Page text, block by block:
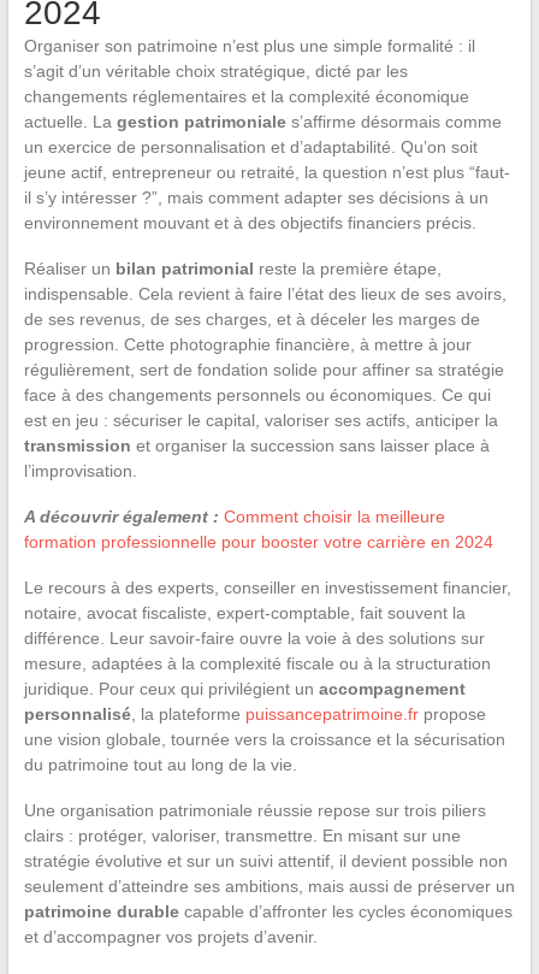
2024
Organiser son patrimoine n’est plus une simple formalité : il
s’agit d’un véritable choix stratégique, dicté par les
changements réglementaires et la complexité économique
actuelle. La gestion patrimoniales’affirme désormais comme
un exercice de personnalisation et d’adaptabilité. Qu’on soit
jeune actif, entrepreneur ou retraité, la question n’est plus “faut-
il s’y intéresser ?”, mais comment adapter ses décisions à un
environnement mouvant et à des objectifs financiers précis.
Réaliser un bilan patrimonial reste la première étape,
indispensable. Cela revient à faire l’état des lieux de ses avoirs,
de ses revenus, de ses charges, et à déceler les marges de
progression. Cette photographie financière, à mettre à jour
régulièrement, sert de fondation solide pour affiner sa stratégie
face à des changements personnels ou économiques. Ce qui
est en jeu : sécuriser le capital, valoriser ses actifs, anticiper la
transmission et organiser la succession sans laisser place à
l’improvisation.
A découvrir également : Comment choisir la meilleure
formation professionnelle pour booster votre carrière en 2024
Le recours à des experts, conseiller en investissement financier,
notaire, avocat fiscaliste, expert-comptable, fait souvent la
différence. Leur savoir-faire ouvre la voie à des solutions sur
mesure, adaptées à la complexité fiscale ou à la structuration
juridique. Pour ceux qui privilégient un accompagnement
personnalisé, la plateforme puissancepatrimoine.frpropose
une vision globale, tournée vers la croissance et la sécurisation
du patrimoine tout au long de la vie.
Une organisation patrimoniale réussie repose sur trois piliers
clairs : protéger, valoriser, transmettre. En misant sur une
stratégie évolutive et sur un suivi attentif, il devient possible non
seulement d’atteindre ses ambitions, mais aussi de préserver un
patrimoine durablecapable d’affronter les cycles économiques
et d’accompagner vos projets d’avenir.